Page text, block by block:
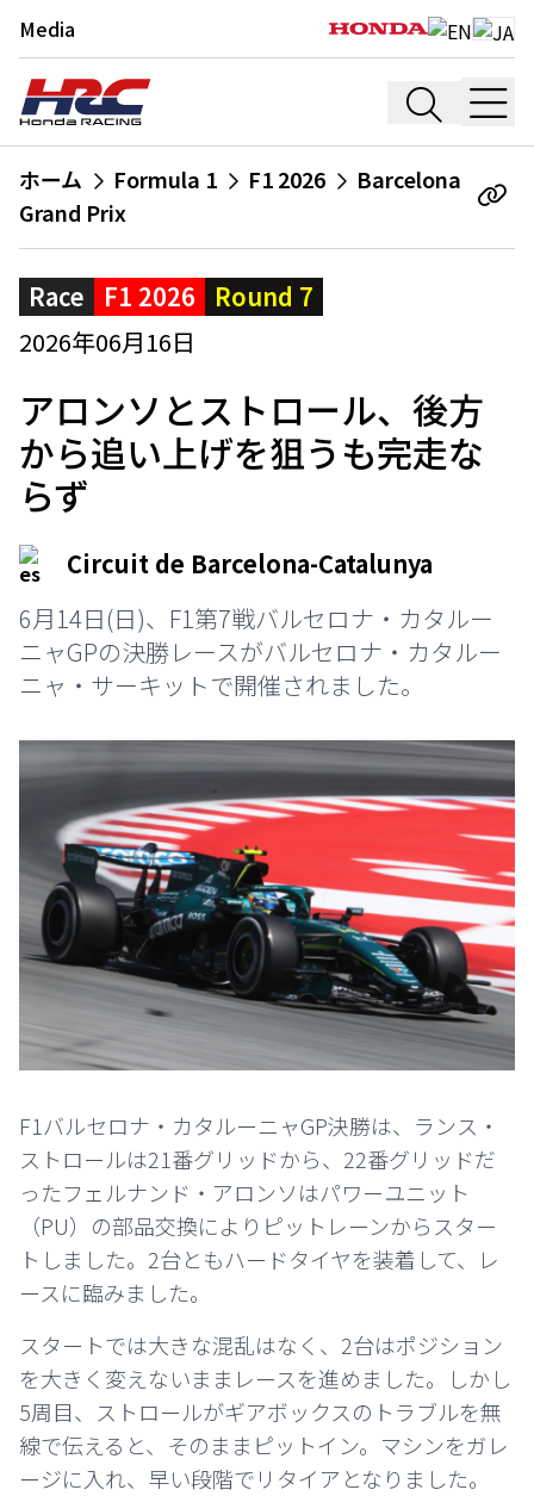
Media
ホーム Formula 1 F1 2026
Barcelona
Grand Prix
Race F1 2026
Round 7
2026年06月16日
アロンソとストロール、後方
から追い上げを狙うも完走な
らず
Circuit de Barcelona-Catalunya
6月14日(日)、F1第7戦バルセロナ・カタルー
ニャGPの決勝レースがバルセロナ・カタルー
ニャ・サーキットで開催されました。
F1バルセロナ・カタルーニャGP決勝は、ランス・
ストロールは21番グリッドから、22番グリッドだ
ったフェルナンド・アロンソはパワーユニット
（PU）の部品交換によりピットレーンからスター
トしました。2台ともハードタイヤを装着して、レ
ースに臨みました。
スタートでは大きな混乱はなく、2台はポジション
を大きく変えないままレースを進めました。しかし
5周目、ストロールがギアボックスのトラブルを無
線で伝えると、そのままピットイン。マシンをガレ
ージに入れ、早い段階でリタイアとなりました。